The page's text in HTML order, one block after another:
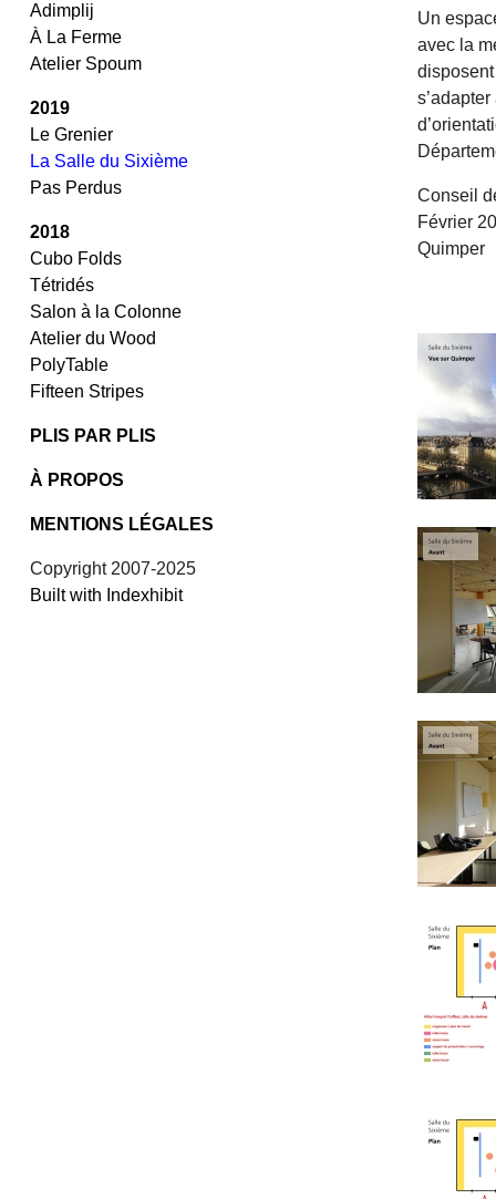
Adimplij
À La Ferme
Atelier Spoum
2019
Le Grenier
La Salle du Sixième
Pas Perdus
2018
Cubo Folds
Tétridés
Salon à la Colonne
Atelier du Wood
PolyTable
Fifteen Stripes
PLIS PAR PLIS
À PROPOS
MENTIONS LÉGALES
Copyright 2007-2025
Built with Indexhibit
Un
avec la
Conseil
Février
Quimper